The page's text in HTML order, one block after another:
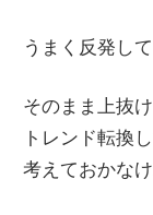
うまく反発し
そのまま上抜
トレンド転換
考えておかな